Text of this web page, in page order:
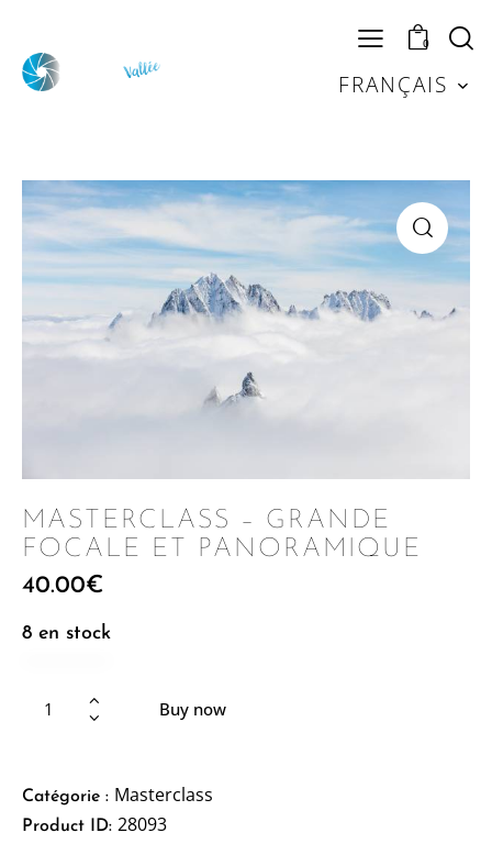
0
FRANÇAIS
MASTERCLASS – GRANDE
FOCALE ET PANORAMIQUE
40.00€
8 en stock
Buy now
Catégorie : Masterclass
Product ID: 28093